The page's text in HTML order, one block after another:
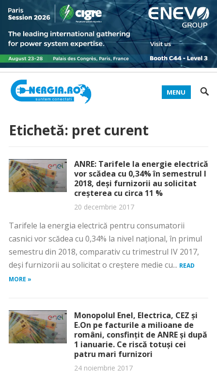
MENU
Etichetă: pret curent
ANRE: Tarifele la energie electrică
vor scădea cu 0,34% în semestrul I
2018, deşi furnizorii au solicitat
creşterea cu circa 11 %
20 decembrie 2017
Tarifele la energia electrică pentru consumatorii
casnici vor scădea cu 0,34% la nivel naţional, în primul
semestru din 2018, comparativ cu trimestrul IV 2017,
deşi furnizorii au solicitat o creştere medie cu... READ
MORE »
Monopolul Enel, Electrica, CEZ şi
E.On pe facturile a milioane de
români, consfinţit de ANRE şi după
1 ianuarie. Ce riscă totuşi cei
patru mari furnizori
24 noiembrie 2017